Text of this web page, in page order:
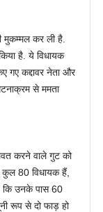
मुकम्मल कर ली है.
है. ये विधायक
गए कद्दावर नेता और
से ममता
करने वाले गुट को
कुल 80 विधायक हैं,
कि उनके पास 60
रूप से दो फाड़ हो